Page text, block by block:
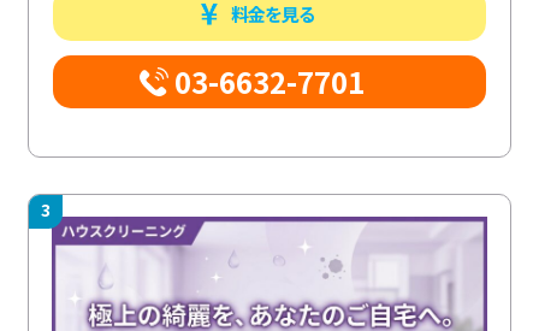
料金を見る
03-6632-7701
3